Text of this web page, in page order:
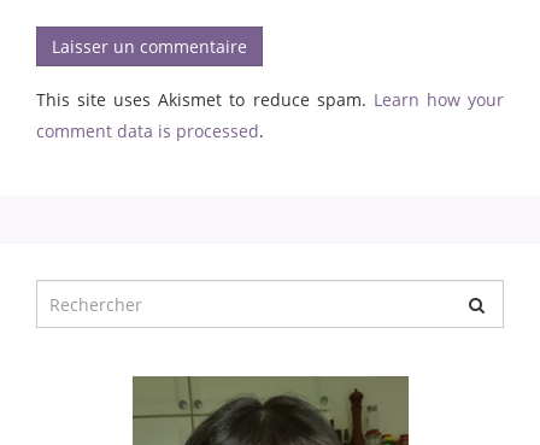
This site uses Akismet to reduce spam. Learn how your
comment data is processed.
pour